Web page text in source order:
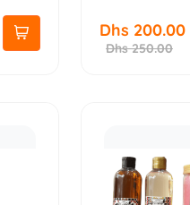
Dhs 200.00
Dhs 250.00